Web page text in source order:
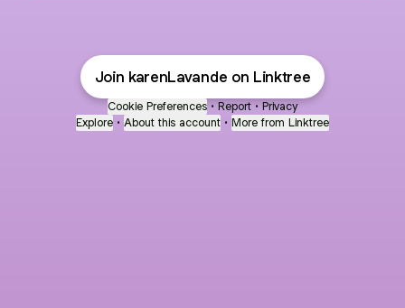
Join karenLavande on Linktree
Cookie Preferences • Report • Privacy
Explore • About this account • More from Linktree